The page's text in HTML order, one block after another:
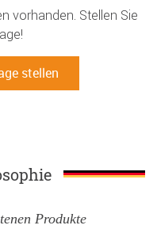
vorhanden. Stellen Sie
stellen
Produkte